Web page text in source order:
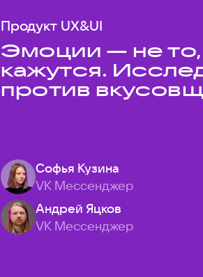
Продукт UX&UI
Эмоции — не
кажутся.
против
Софья Кузина
VK Мессенджер
Андрей Яцков
VK Мессенджер